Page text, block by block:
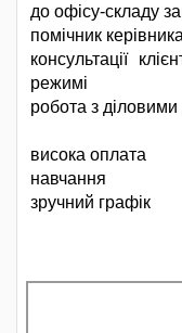
до офісу-складу
помічник
консультації
режимі
робота з
висока оплата
навчання
зручний графік